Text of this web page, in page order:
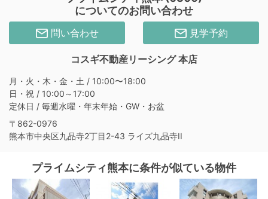
についてのお問い合わせ
問い合わせ 見学予約
コスギ不動産リーシング 本店
月・火・木・金・土 / 10:00〜18:00
日・祝 / 10:00～17:00
定休日 / 毎週水曜・年末年始・GW・お盆
〒862-0976
熊本市中央区九品寺2丁目2-43 ライズ九品寺II
プライムシティ熊本に条件が似ている物件